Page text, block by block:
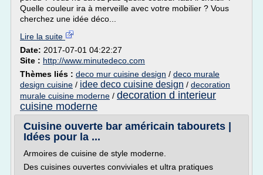
Quelle couleur ira à merveille avec votre mobilier ? Vous
cherchez une idée déco...
Lire la suite
Date: 2017-07-01 04:22:27
Site : http://www.minutedeco.com
Thèmes liés : deco mur cuisine design / deco murale
design cuisine / idee deco cuisine design / decoration
murale cuisine moderne / decoration d interieur
cuisine moderne
Cuisine ouverte bar américain tabourets |
Idées pour la ...
Armoires de cuisine de style moderne.
Des cuisines ouvertes conviviales et ultra pratiques